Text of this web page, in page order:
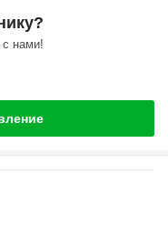
с нами!